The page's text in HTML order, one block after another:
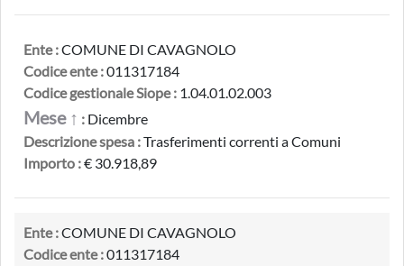
Ente :COMUNE DI CAVAGNOLO
Codice ente :011317184
Codice gestionale Siope : 1.04.01.02.003
Mese ↑ : Dicembre
Descrizione spesa :Trasferimenti correnti a Comuni
Importo :€ 30.918,89
Ente :COMUNE DI CAVAGNOLO
Codice ente :011317184